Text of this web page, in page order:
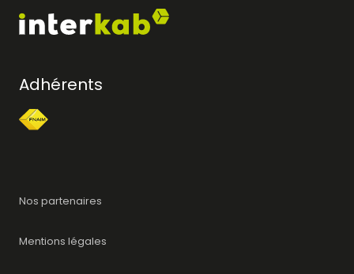
Adhérents
Nos partenaires
Mentions légales